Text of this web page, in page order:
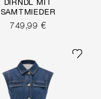
DIRNDL MIT
SAMTMIEDER
749,99 €